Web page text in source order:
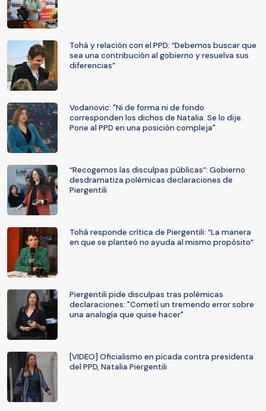
Tohá y relación con el PPD: “Debemos buscar que
sea una contribución al gobierno y resuelva sus
diferencias”
Vodanovic: "Ni de forma ni de fondo
corresponden los dichos de Natalia. Se lo dije.
Pone al PPD en una posición compleja"
“Recogemos las disculpas públicas”: Gobierno
desdramatiza polémicas declaraciones de
Piergentili
Tohá responde crítica de Piergentili: “La manera
en que se planteó no ayuda al mismo propósito”
Piergentili pide disculpas tras polémicas
declaraciones: "Cometí un tremendo error sobre
una analogía que quise hacer"
[VIDEO] Oficialismo en picada contra presidenta
del PPD, Natalia Piergentili